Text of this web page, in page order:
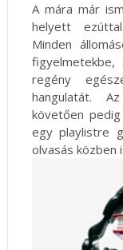
A mára már
helyett
Minden
figyelmetekbe,
regény
hangulatát.
követően
egy playlistre
olvasás közben